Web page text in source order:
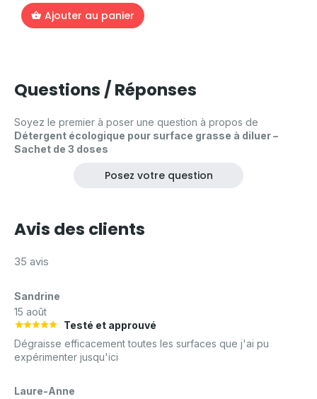
Ajouter au panier
Questions / Réponses
Soyez le premier à poser une question à propos de
Détergent écologique pour surface grasse à diluer –
Sachet de 3 doses
Posez votre question
Avis des clients
35 avis
Sandrine
15 août
Testé et approuvé
Dégraisse efficacement toutes les surfaces que j'ai pu
expérimenter jusqu'ici
Laure-Anne